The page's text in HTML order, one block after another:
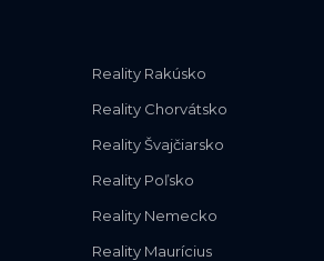
Reality Rakúsko
Reality Chorvátsko
Reality Švajčiarsko
Reality Poľsko
Reality Nemecko
Reality Maurícius